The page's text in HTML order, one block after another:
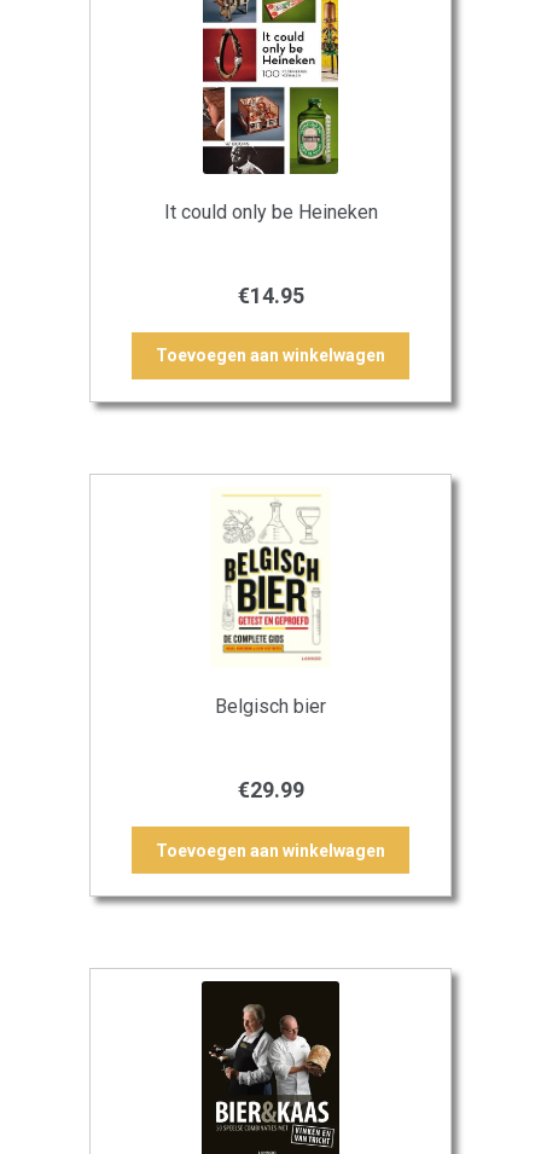
It could only be Heineken
€14.95
Toevoegen aan winkelwagen
Belgisch bier
€29.99
Toevoegen aan winkelwagen